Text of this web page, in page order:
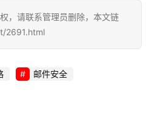
，请联系管理员删除，本文链
2691.html
邮件安全